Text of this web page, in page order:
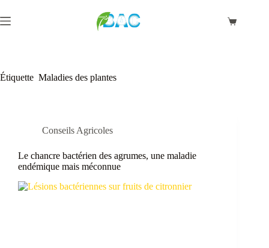
au
contenu
Panier
Étiquette Maladies des plantes
Conseils Agricoles
Le chancre bactérien des agrumes, une maladie
endémique mais méconnue